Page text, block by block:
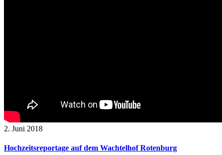
2. Juni 2018
Hochzeitsreportage auf dem Wachtelhof Rotenburg